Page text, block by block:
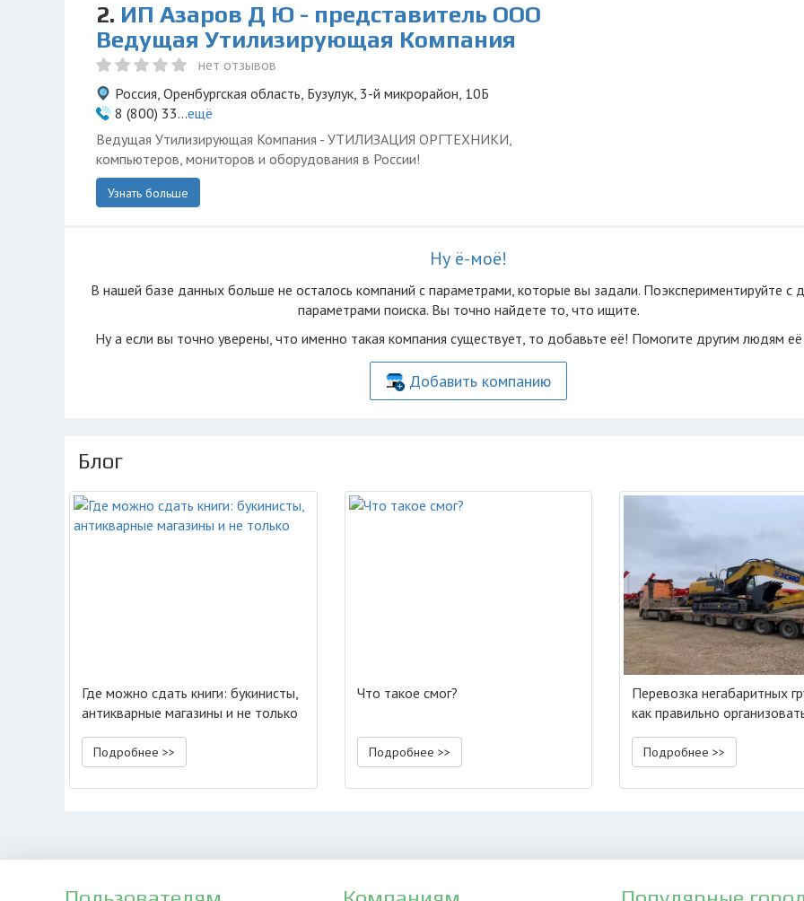
2. ИП Азаров Д Ю - представитель ООО
Ведущая Утилизирующая Компания
нет отзывов
Россия, Оренбургская область, Бузулук, 3-й микрорайон, 10Б
8 (800) 33...ещё
Ведущая Утилизирующая Компания - УТИЛИЗАЦИЯ ОРГТЕХНИКИ,
компьютеров, мониторов и оборудования в России!
Узнать больше
Ну ё-моё!
В нашей базе данных больше не осталоcь компаний с параметрами, которые вы задали. Поэкспериментируйте с
параметрами поиска. Вы точно найдете то, что ищите.
Ну а если вы точно уверены, что именно такая компания существует, то добавьте её! Помогите другим людям
Добавить компанию
Блог
Где можно сдать книги: букинисты,
антикварные магазины и не только
Подробнее >>
Что такое смог?
Подробнее >>
Перевозка негабаритных
как правильно
процесс
Подробнее >>